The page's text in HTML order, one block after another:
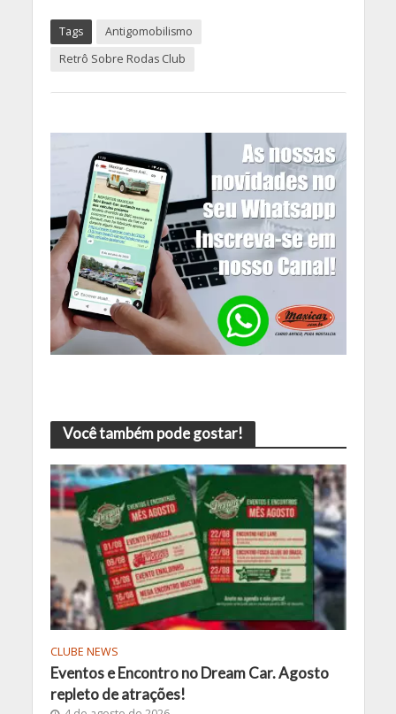
Tags
Antigomobilismo
Retrô Sobre Rodas Club
Você também pode gostar!
CLUBE NEWS
Eventos e Encontro no Dream Car. Agosto
repleto de atrações!